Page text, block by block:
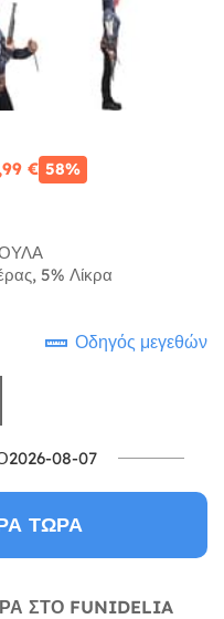
€ 58%
5% Λίκρα
Οδηγός μεγεθών
08-07
ΤΏΡΑ
ΣΤΟ FUNIDELIA